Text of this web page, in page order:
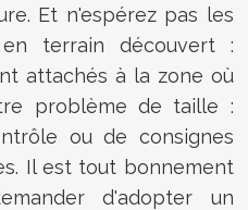
Et n'espérez pas les
terrain découvert :
attachés à la zone où
problème de taille :
ou de consignes
Il est tout bonnement
d'adopter un